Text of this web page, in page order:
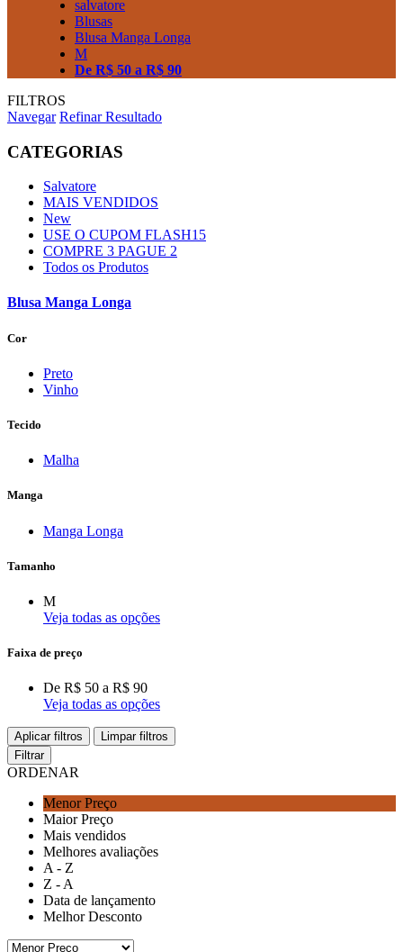
salvatore
Blusas
Blusa Manga Longa
M
De R$ 50 a R$ 90
FILTROS
Navegar Refinar Resultado
CATEGORIAS
Salvatore
MAIS VENDIDOS
New
USE O CUPOM FLASH15
COMPRE 3 PAGUE 2
Todos os Produtos
Blusa Manga Longa
Cor
Preto
Vinho
Tecido
Malha
Manga
Manga Longa
Tamanho
M
Veja todas as opções
Faixa de preço
De R$ 50 a R$ 90
Veja todas as opções
Aplicar filtros
Limpar filtros
Filtrar
ORDENAR
Menor Preço
Maior Preço
Mais vendidos
Melhores avaliações
A - Z
Z - A
Data de lançamento
Melhor Desconto